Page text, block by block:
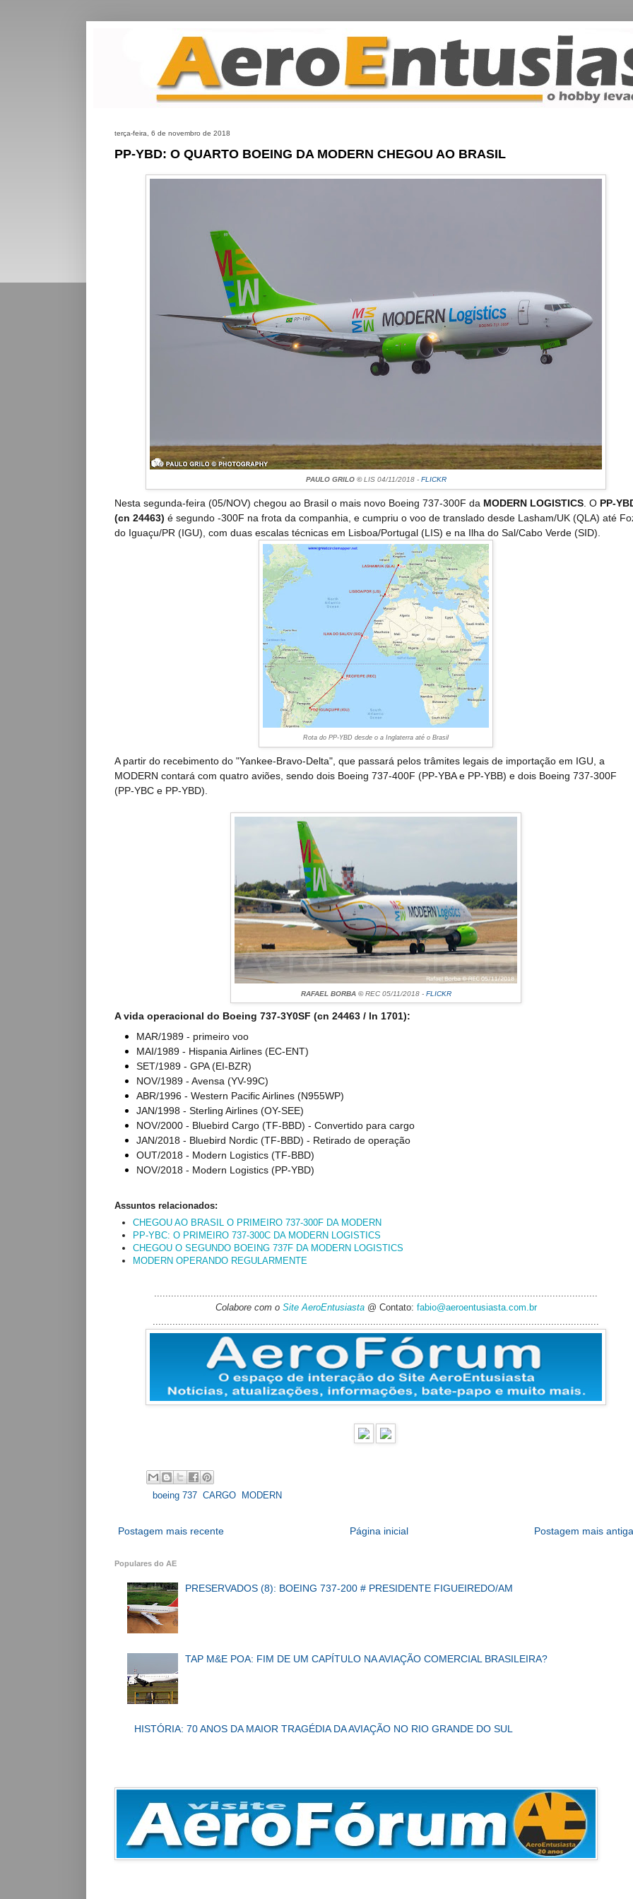
terça-feira, 6 de novembro de 2018
PP-YBD: O QUARTO BOEING DA MODERN CHEGOU AO BRASIL
PAULO GRILO ©LIS 04/11/2018 - FLICKR
Nesta segunda-feira (05/NOV) chegou ao Brasil o mais novo Boeing 737-300F da MODERN LOGISTICS . O PP-
(cn 24463) é segundo -300F na frota da companhia, e cumpriu o voo de translado desde Lasham/UK (QLA) até
do Iguaçu/PR (IGU), com duas escalas técnicas em Lisboa/Portugal (LIS) e na Ilha do Sal/Cabo Verde (SID).
Rota do PP-YBD desde o a Inglaterra até o Brasil
A partir do recebimento do "Yankee-Bravo-Delta", que passará pelos trâmites legais de importação em IGU, a
MODERN contará com quatro aviões, sendo dois Boeing 737-400F (PP-YBA e PP-YBB) e dois Boeing 737-300F
(PP-YBC e PP-YBD).
RAFAEL BORBA ©REC 05/11/2018 - FLICKR
A vida operacional do Boeing 737-3Y0SF (cn 24463 / ln 1701):
MAR/1989 - primeiro voo
MAI/1989 - Hispania Airlines (EC-ENT)
SET/1989 - GPA (EI-BZR)
NOV/1989 - Avensa (YV-99C)
ABR/1996 - Western Pacific Airlines (N955WP)
JAN/1998 - Sterling Airlines (OY-SEE)
NOV/2000 - Bluebird Cargo (TF-BBD) - Convertido para cargo
JAN/2018 - Bluebird Nordic (TF-BBD) - Retirado de operação
OUT/2018 - Modern Logistics (TF-BBD)
NOV/2018 - Modern Logistics (PP-YBD)
Assuntos relacionados:
CHEGOU AO BRASIL O PRIMEIRO 737-300F DA MODERN
PP-YBC: O PRIMEIRO 737-300C DA MODERN LOGISTICS
CHEGOU O SEGUNDO BOEING 737F DA MODERN LOGISTICS
MODERN OPERANDO REGULARMENTE
Colabore com o Site AeroEntusiasta @ Contato: fabio@aeroentusiasta.com.br
boeing 737 CARGO MODERN
Postagem mais recente Postagem mais antiga
Página inicial
Populares do AE
PRESERVADOS (8): BOEING 737-200 # PRESIDENTE FIGUEIREDO/AM
TAP M&E POA: FIM DE UM CAPÍTULO NA AVIAÇÃO COMERCIAL BRASILEIRA?
HISTÓRIA: 70 ANOS DA MAIOR TRAGÉDIA DA AVIAÇÃO NO RIO GRANDE DO SUL